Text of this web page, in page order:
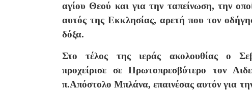
αγίου Θεού και για την ταπείνωση, την
αυτός της Εκκλησίας, αρετή που τον
δόξα.
Στο τέλος της ιεράς ακολουθίας ο
προχείρισε σε Πρωτοπρεσβύτερο τον
π.Απόστολο Μπλάνα, επαινέσας αυτόν για